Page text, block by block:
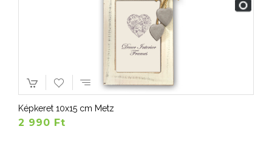
Képkeret 10x15 cm Metz
2 990 Ft